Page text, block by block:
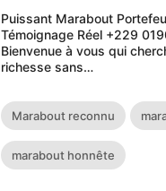
Puissant Marabout
Témoignage Réel +229
Bienvenue à vous qui
richesse sans…
Marabout reconnu
marabout honnête